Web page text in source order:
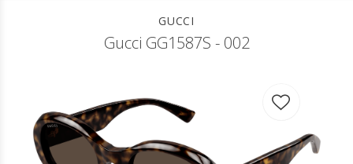
GUCCI
Gucci GG1587S - 002